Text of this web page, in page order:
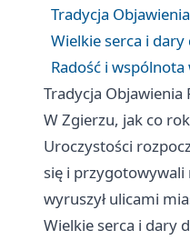
Tradycja
Wielkie serca i dary
Radość i
Tradycja Objawienia
W Zgierzu, jak co
Uroczystości
się i przygotowywali
wyruszył ulicami
Wielkie serca i dary